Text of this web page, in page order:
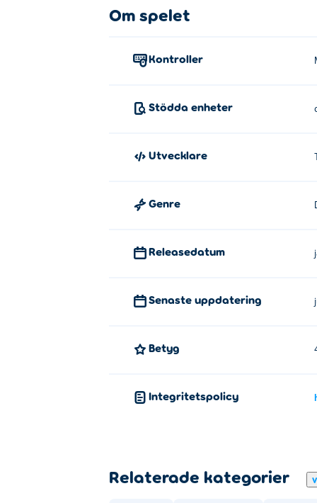
Klicka för att applicera färgen och måla.
Hur kan jag spela Color Artist
Kan jag spela Color Artist på
Color Artist kan spelas på din dator och
Om spelet
Kontroller
Stödda enheter
Utvecklare
Genre
Releasedatum
Senaste uppdatering
Betyg
Integritetspolicy
Relaterade kategorier